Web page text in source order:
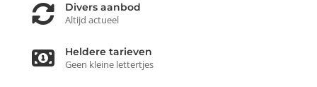

Divers aanbod
Altijd actueel

Heldere tarieven
Geen kleine lettertjes